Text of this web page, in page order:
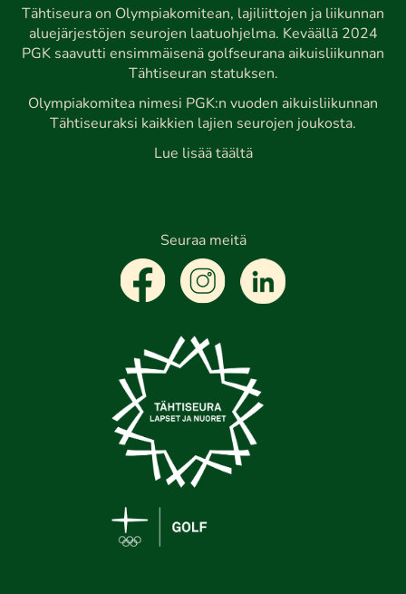
Tähtiseura on Olympiakomitean, lajiliittojen ja liikunnan
aluejärjestöjen seurojen laatuohjelma. Keväällä 2024
PGK saavutti ensimmäisenä golfseurana aikuisliikunnan
Tähtiseuran statuksen.
Olympiakomitea nimesi PGK:n vuoden aikuisliikunnan
Tähtiseuraksi kaikkien lajien seurojen joukosta.
Lue lisää täältä
Seuraa meitä